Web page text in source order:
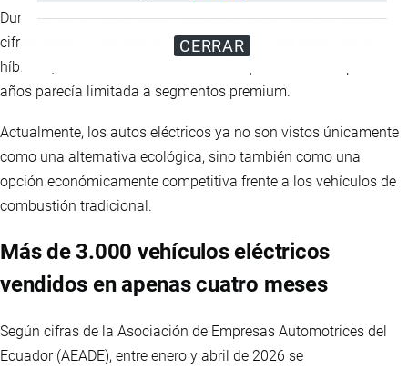
CERRAR
Durante los primeros cuatro meses de 2026, Ecuador registró
cifras récord en comercialización de vehículos eléctricos e
híbridos, consolidando una tendencia que hasta hace pocos
años parecía limitada a segmentos premium.
Actualmente, los autos eléctricos ya no son vistos únicamente
como una alternativa ecológica, sino también como una
opción económicamente competitiva frente a los vehículos de
combustión tradicional.
Más de 3.000 vehículos eléctricos
vendidos en apenas cuatro meses
Según cifras de la Asociación de Empresas Automotrices del
Ecuador (AEADE), entre enero y abril de 2026 se